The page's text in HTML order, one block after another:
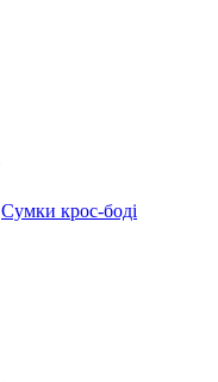
Сумки крос-боді